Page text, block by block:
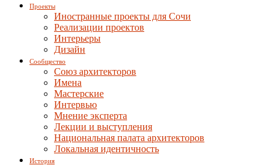
Проекты
Иностранные проекты для Сочи
Реализации проектов
Интерьеры
Дизайн
Сообщество
Союз архитекторов
Имена
Мастерские
Интервью
Мнение эксперта
Лекции и выступления
Национальная палата архитекторов
Локальная идентичность
История